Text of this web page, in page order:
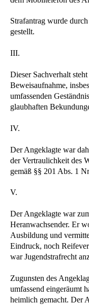
Strafantrag wurde
gestellt.
III.
Dieser Sachverhalt
Beweisaufnahme,
umfassenden
glaubhaften
IV.
Der Angeklagte war
der Vertraulichkeit des
gemäß §§ 201 Abs. 1
V.
Der Angeklagte war
Heranwachsender. Er
Ausbildung und
Eindruck, noch
war Jugendstrafrecht
Zugunsten des
umfassend eingeräumt
heimlich gemacht. Der